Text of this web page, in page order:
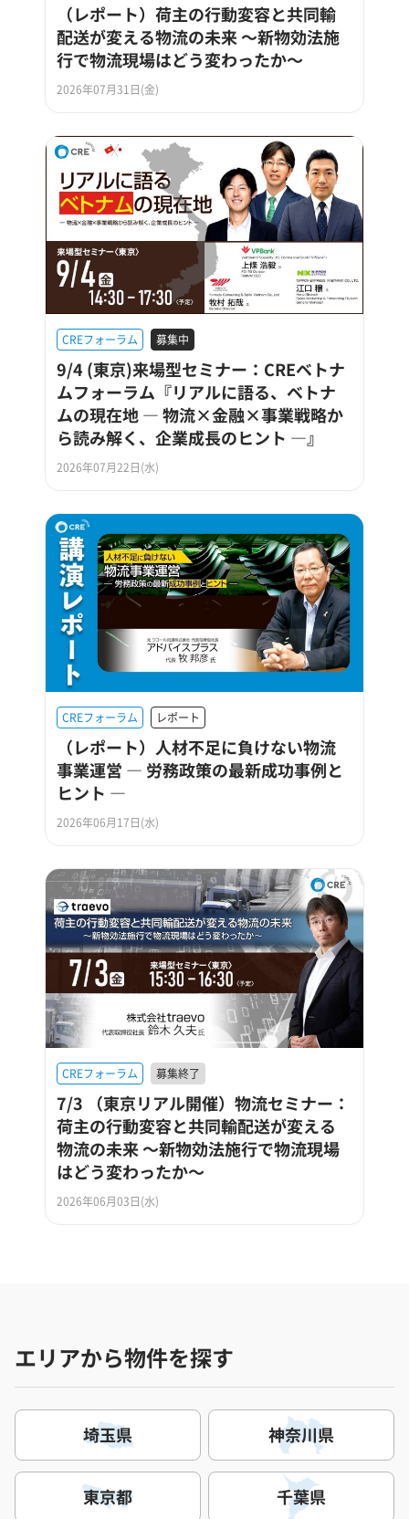
（レポート）荷主の行動変容と共同輸
配送が変える物流の未来 ～新物効法施
行で物流現場はどう変わったか～
2026年07月31日(金)
CREフォーラム 募集中
9/4 (東京)来場型セミナー：CREベトナ
ムフォーラム『リアルに語る、ベトナ
ムの現在地 ― 物流×金融×事業戦略か
ら読み解く、企業成長のヒント ―』
2026年07月22日(水)
CREフォーラム レポート
（レポート）人材不足に負けない物流
事業運営 ― 労務政策の最新成功事例と
ヒント ―
2026年06月17日(水)
CREフォーラム 募集終了
7/3 （東京リアル開催）物流セミナー：
荷主の行動変容と共同輸配送が変える
物流の未来 ～新物効法施行で物流現場
はどう変わったか～
2026年06月03日(水)
エリアから物件を探す
埼玉県 神奈川県
東京都 千葉県